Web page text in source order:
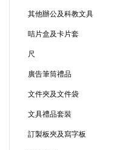
其他辦公及科教文具
咭片盒及卡片套
尺
廣告筆筒禮品
文件夾及文件袋
文具禮品套裝
訂製板夾及寫字板